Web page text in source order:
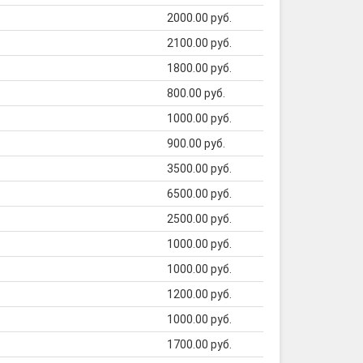
2000.00 руб.
2100.00 руб.
1800.00 руб.
800.00 руб.
1000.00 руб.
900.00 руб.
3500.00 руб.
6500.00 руб.
2500.00 руб.
1000.00 руб.
1000.00 руб.
1200.00 руб.
1000.00 руб.
1700.00 руб.